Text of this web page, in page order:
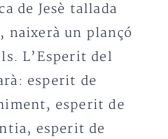
de Jesè tallada
naixerà un plançó
L’Esperit del
esperit de
esperit de
esperit de